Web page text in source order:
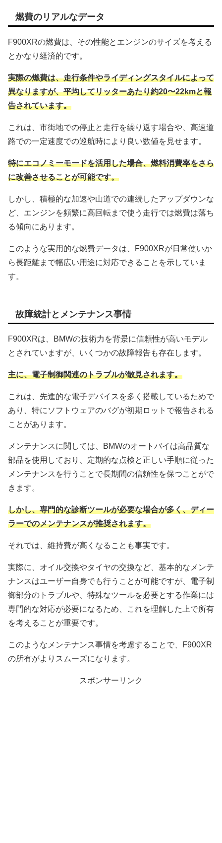
燃費のリアルなデータ
F900XRの燃費は、その性能とエンジンのサイズを考える
とかなり経済的です。
実際の燃費は、走行条件やライディングスタイルによって
異なりますが、平均してリッターあたり約20〜22kmと報
告されています。
これは、市街地での停止と走行を繰り返す場合や、高速道
路での一定速度での巡航時により良い数値を見せます。
特にエコノミーモードを活用した場合、燃料消費率をさら
に改善させることが可能です。
しかし、積極的な加速や山道での連続したアップダウンな
ど、エンジンを頻繁に高回転まで使う走行では燃費は落ち
る傾向にあります。
このような実用的な燃費データは、F900XRが日常使いか
ら長距離まで幅広い用途に対応できることを示していま
す。
故障統計とメンテナンス事情
F900XRは、BMWの技術力を背景に信頼性が高いモデル
とされていますが、いくつかの故障報告も存在します。
主に、電子制御関連のトラブルが散見されます。
これは、先進的な電子デバイスを多く搭載しているためで
あり、特にソフトウェアのバグが初期ロットで報告される
ことがあります。
メンテナンスに関しては、BMWのオートバイは高品質な
部品を使用しており、定期的な点検と正しい手順に従った
メンテナンスを行うことで長期間の信頼性を保つことがで
きます。
しかし、専門的な診断ツールが必要な場合が多く、ディー
ラーでのメンテナンスが推奨されます。
それでは、維持費が高くなることも事実です。
実際に、オイル交換やタイヤの交換など、基本的なメンテ
ナンスはユーザー自身でも行うことが可能ですが、電子制
御部分のトラブルや、特殊なツールを必要とする作業には
専門的な対応が必要になるため、これを理解した上で所有
を考えることが重要です。
このようなメンテナンス事情を考慮することで、F900XR
の所有がよりスムーズになります。
スポンサーリンク